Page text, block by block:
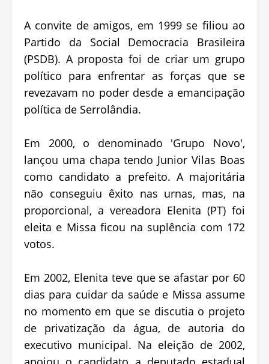
A convite de amigos, em 1999 se filiou ao
Partido da Social Democracia Brasileira
(PSDB). A proposta foi de criar um grupo
político para enfrentar as forças que se
revezavam no poder desde a emancipação
política de Serrolândia.
Em 2000, o denominado 'Grupo Novo',
lançou uma chapa tendo Junior Vilas Boas
como candidato a prefeito. A majoritária
não conseguiu êxito nas urnas, mas, na
proporcional, a vereadora Elenita (PT) foi
eleita e Missa ficou na suplência com 172
votos.
Em 2002, Elenita teve que se afastar por 60
dias para cuidar da saúde e Missa assume
no momento em que se discutia o projeto
de privatização da água, de autoria do
executivo municipal. Na eleição de 2002,